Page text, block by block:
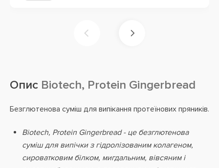
Опис Biotech, Protein Gingerbread
Безглютенова суміш для випікання протеїнових пряників.
Biotech, Protein Gingerbread - це безглютенова
суміш для випічки з гідролізованим колагеном,
сироватковим білком, мигдальним, вівсяним і